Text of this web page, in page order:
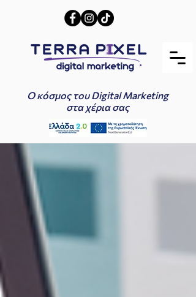
Ο κόσμος του Digital Marketing
στα χέρια σας